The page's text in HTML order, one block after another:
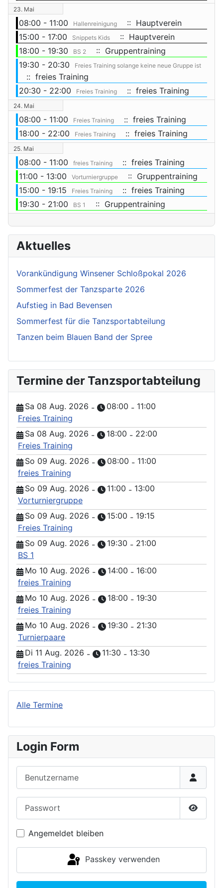
23. Mai
08:00 - 11:00 Hallenreinigung
:: Hauptverein
15:00 - 17:00
Snippets Kids
:: Hauptverein
18:00 - 19:30
BS 2
:: Gruppentraining
19:30 - 20:30
Freies Training solange keine neue Gruppe ist
:: freies Training
20:30 - 22:00
Freies Training :: freies Training
24. Mai
08:00 - 11:00 Freies Training
:: freies Training
18:00 - 22:00
Freies Training :: freies Training
25. Mai
08:00 - 11:00 freies Training
:: freies Training
11:00 - 13:00
Vorturniergruppe
:: Gruppentraining
15:00 - 19:15
Freies Training
:: freies Training
19:30 - 21:00
BS 1 :: Gruppentraining
Aktuelles
Vorankündigung Winsener Schloßpokal 2026
Sommerfest der Tanzsparte 2026
Aufstieg in Bad Bevensen
Sommerfest für die Tanzsportabteilung
Tanzen beim Blauen Band der Spree
Termine der Tanzsportabteilung
Sa 08 Aug. 2026 - 08:00 - 11:00
Freies Training
Sa 08 Aug. 2026 - 18:00 - 22:00
Freies Training
So 09 Aug. 2026 - 08:00 - 11:00
freies Training
So 09 Aug. 2026 - 11:00 - 13:00
Vorturniergruppe
So 09 Aug. 2026 - 15:00 - 19:15
Freies Training
So 09 Aug. 2026 - 19:30 - 21:00
BS 1
Mo 10 Aug. 2026 - 14:00 - 16:00
freies Training
Mo 10 Aug. 2026 - 18:00 - 19:30
freies Training
Mo 10 Aug. 2026 - 19:30 - 21:30
Turnierpaare
Di 11 Aug. 2026 - 11:30 - 13:30
freies Training
Alle Termine
Login Form
Angemeldet bleiben
Passkey verwenden